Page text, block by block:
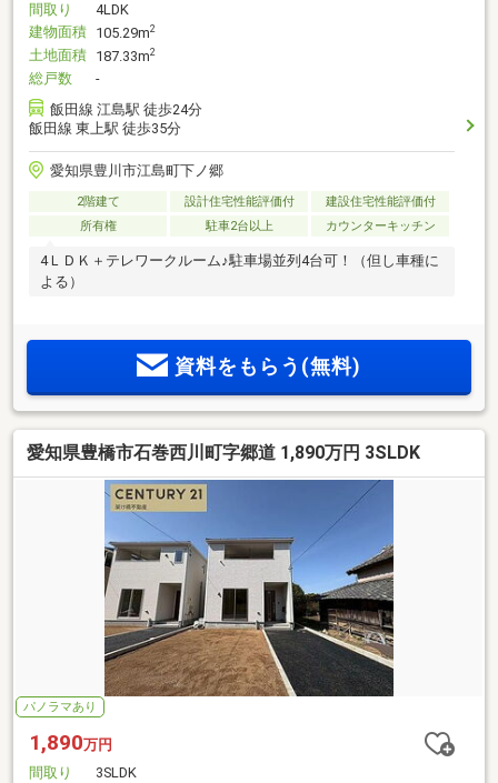
間取り
4LDK
建物面積 105.29m2
土地面積 187.33m2
総戸数
-
飯田線 江島駅 徒歩24分
飯田線 東上駅 徒歩35分
愛知県豊川市江島町下ノ郷
2階建て 設計住宅性能評価付
建設住宅性能評価付
所有権
駐車2台以上 カウンターキッチン
4ＬＤＫ＋テレワークルーム♪駐車場並列4台可！（但し車種に
よる）
資料をもらう(無料)
愛知県豊橋市石巻西川町字郷道 1,890万円 3SLDK
パノラマあり
1,890万円
間取り
3SLDK